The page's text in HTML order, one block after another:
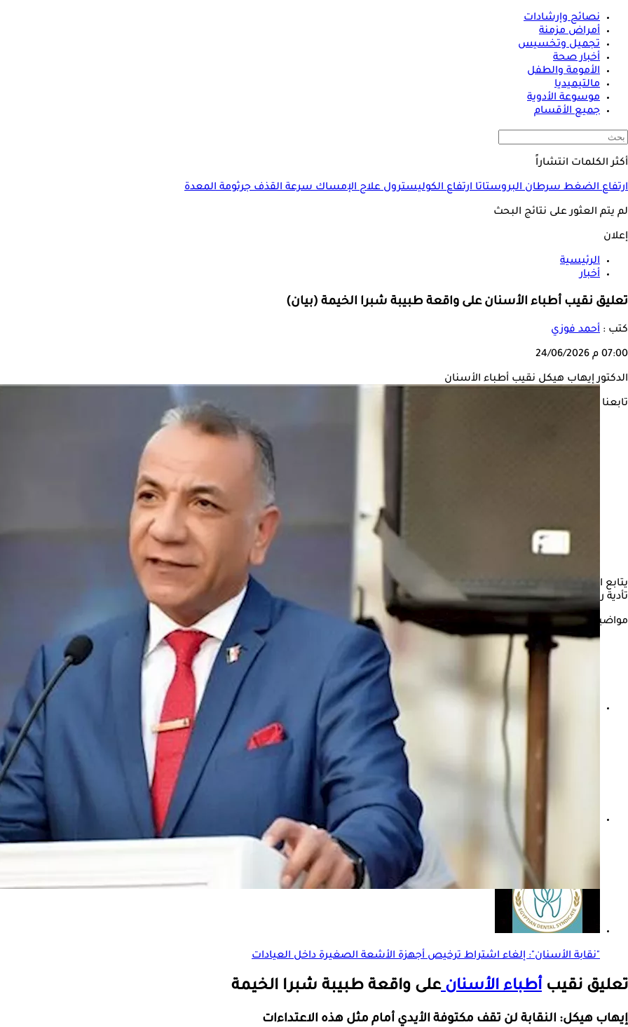
نصائح وإرشادات
أمراض مزمنة
تجميل وتخسيس
أخبار صحة
الأمومة والطفل
مالتيميديا
موسوعة الأدوية
جميع الأقسام
أكثر الكلمات انتشاراً
ارتفاع الضغطسرطان البروستاتاارتفاع الكوليسترولعلاج الإمساكسرعة القذفجرثومة المعدة
لم يتم العثور على نتائج البحث
إعلان
الرئيسية
أخبار
تعليق نقيب أطباء الأسنان على واقعة طبيبة شبرا الخيمة (بيان)
كتب : أحمد فوزي
07:00 م 24/06/2026
الدكتور إيهاب هيكل نقيب أطباء الأسنان
تابعنا على
يتابع الدكتور إيهاب هيكل، النقيب العام لأطباء الأسنان، باهتمام بالغ واقعة الاعتداء التي تعرضت لها إحدى طبيبات
تأدية رسالتهم المهنية.
مواضيع ذات صلة
دراسة حديثة تكشف علاقة صحة الفم والأسنان وخطر الإصابة بالخرف
حساسية معجون الأسنان.. طبيب يوضح أعراض خطيرة تستدعي التدخل
"نقابة الأسنان": إلغاء اشتراط ترخيص أجهزة الأشعة الصغيرة داخل العيادات
تعليق نقيب أطباء الأسنانعلى واقعة طبيبة شبرا الخيمة
إيهاب هيكل: النقابة لن تقف مكتوفة الأيدي أمام مثل هذه الاعتداءات